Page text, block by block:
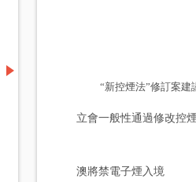
“新控煙法”修訂案建
立會一般性通過修改控
澳將禁電子煙入境